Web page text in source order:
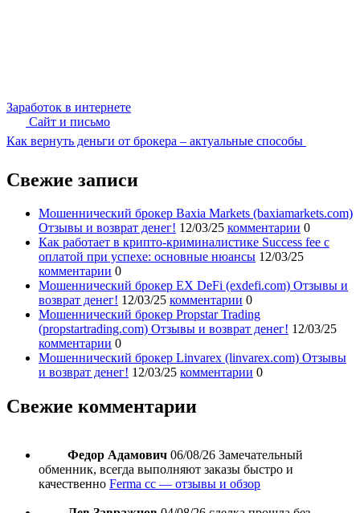
Заработок в интернете
Сайт и письмо
Как вернуть деньги от брокера – актуальные способы
Свежие записи
Мошеннический брокер Baxia Markets (baxiamarkets.com)
Отзывы и возврат денег! 12/03/25 комментарии 0
Как работает в крипто-криминалистике Success fee с
оплатой при успехе: основные нюансы 12/03/25
комментарии 0
Мошеннический брокер EX DeFi (exdefi.com) Отзывы и
возврат денег! 12/03/25 комментарии 0
Мошеннический брокер Propstar Trading
(propstartrading.com) Отзывы и возврат денег! 12/03/25
комментарии 0
Мошеннический брокер Linvarex (linvarex.com) Отзывы
и возврат денег! 12/03/25 комментарии 0
Свежие комментарии
Федор Адамович 06/08/26 Замечательный
обменник, всегда выполняют заказы быстро и
качественно Ferma cc — отзывы и обзор